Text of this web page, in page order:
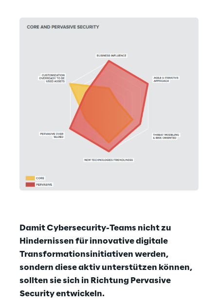
Damit Cybersecurity-Teams nicht zu
Hindernissen für innovative digitale
Transformationsinitiativen werden,
sondern diese aktiv unterstützen können,
sollten sie sich in Richtung Pervasive
Security entwickeln.